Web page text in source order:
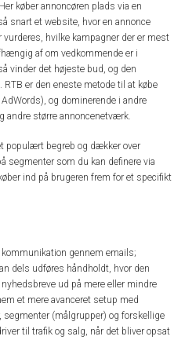
køber annoncøren plads via en
snart et website, hvor en annonce
hvilke kampagner der er mest
af om vedkommende er i
vinder det højeste bud, og den
er den eneste metode til at købe
og dominerende i andre
andre større annoncenetværk.
populært begreb og dækker over
segmenter som du kan definere via
ind på brugeren frem for et specifikt
gennem emails;
dels udføres håndholdt, hvor den
ud på mere eller mindre
et mere avanceret setup med
(målgrupper) og forskellige
til trafik og salg, når det bliver opsat